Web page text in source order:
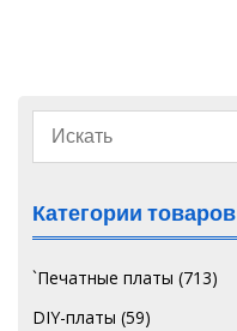
Категории товаров
`Печатные платы (713)
DIY-платы (59)